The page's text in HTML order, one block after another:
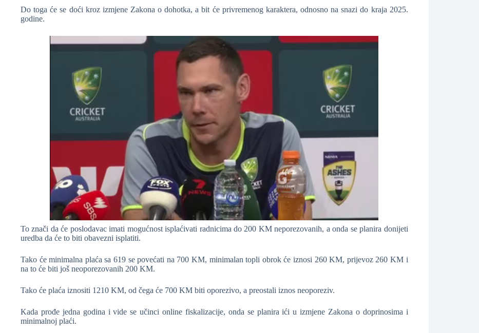
Do toga će se doći kroz izmjene Zakona o dohotka, a bit će privremenog karaktera, odnosno na snazi do kraja 2025.
godine.
To znači da će poslodavac imati mogućnost isplaćivati radnicima do 200 KM neporezovanih, a onda se planira donijeti
uredba da će to biti obavezni isplatiti.
Tako će minimalna plaća sa 619 se povećati na 700 KM, minimalan topli obrok će iznosi 260 KM, prijevoz 260 KM i
na to će biti još neoporezovanih 200 KM.
Tako će plaća iznositi 1210 KM, od čega će 700 KM biti oporezivo, a preostali iznos neoporeziv.
Kada prođe jedna godina i vide se učinci online fiskalizacije, onda se planira ići u izmjene Zakona o doprinosima i
minimalnoj plaći.